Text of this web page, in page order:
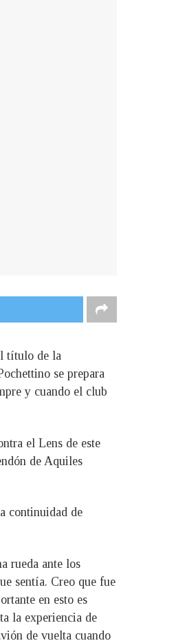
título de la
se prepara
y cuando el club
el Lens de este
de Aquiles
continuidad de
rueda ante los
sentía. Creo que fue
en esto es
la experiencia de
de vuelta cuando